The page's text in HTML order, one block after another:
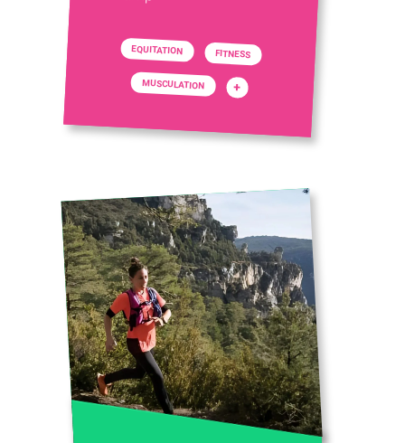
EQUITATION FITNESS
MUSCULATION +